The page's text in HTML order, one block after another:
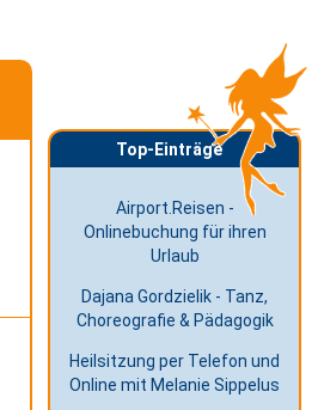
Top-Einträge
Airport.Reisen -
Onlinebuchung für ihren
Urlaub
Dajana Gordzielik - Tanz,
Choreografie & Pädagogik
Heilsitzung per Telefon und
Online mit Melanie Sippelus